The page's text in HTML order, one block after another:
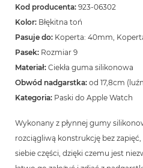
Kod producenta: 923-06302
Kolor: Błękitna toń
Pasuje do: Koperta: 40mm,
Pasek: Rozmiar 9
Materiał: Ciekła guma silikonowa
Obwód nadgarstka: od 17,8cm
Kategoria: Paski do Apple Watch
Wykonany z płynnej gumy
rozciągliwą konstrukcję bez
siebie części, dzięki czemu jest